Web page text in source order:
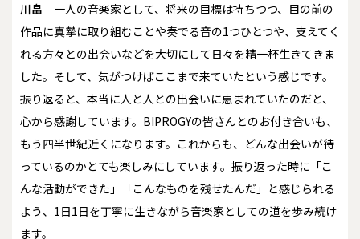
川畠
一人の音楽家として、将来の目標は持ちつつ、目の前の
作品に真摯に取り組むことや奏でる音の1つひとつや、支えてく
れる方々との出会いなどを大切にして日々を精一杯生きてきま
した。そして、気がつけばここまで来ていたという感じです。
振り返ると、本当に人と人との出会いに恵まれていたのだと、
心から感謝しています。BIPROGYの皆さんとのお付き合いも、
もう四半世紀近くになります。これからも、どんな出会いが待
っているのかとても楽しみにしています。振り返った時に「こ
んな活動ができた」「こんなものを残せたんだ」と感じられる
よう、1日1日を丁寧に生きながら音楽家としての道を歩み続け
ます。